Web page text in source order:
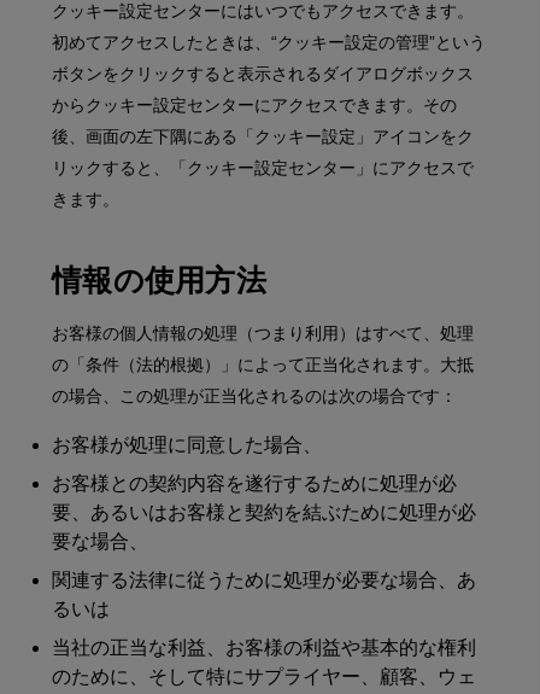
クッキー設定センターにはいつでもアクセスできます。
初めてアクセスしたときは、“クッキー設定の管理”という
ボタンをクリックすると表示されるダイアログボックス
からクッキー設定センターにアクセスできます。その
後、画面の左下隅にある「クッキー設定」アイコンをク
リックすると、「クッキー設定センター」にアクセスで
きます。
情報の使用方法
お客様の個人情報の処理（つまり利用）はすべて、処理
の「条件（法的根拠）」によって正当化されます。大抵
の場合、この処理が正当化されるのは次の場合です：
お客様が処理に同意した場合、
お客様との契約内容を遂行するために処理が必
要、あるいはお客様と契約を結ぶために処理が必
要な場合、
関連する法律に従うために処理が必要な場合、あ
るいは
当社の正当な利益、お客様の利益や基本的な権利
のために、そして特にサプライヤー、顧客、ウェ